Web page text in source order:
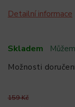
Skladem
Možnosti
159 Kč
Detailní informace